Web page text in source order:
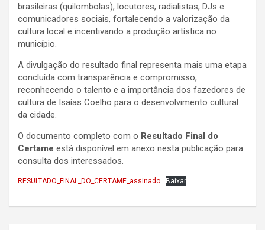
brasileiras (quilombolas), locutores, radialistas, DJs e
comunicadores sociais, fortalecendo a valorização da
cultura local e incentivando a produção artística no
município.
A divulgação do resultado final representa mais uma etapa
concluída com transparência e compromisso,
reconhecendo o talento e a importância dos fazedores de
cultura de Isaías Coelho para o desenvolvimento cultural
da cidade.
O documento completo com o Resultado Final do
Certame está disponível em anexo nesta publicação para
consulta dos interessados.
RESULTADO_FINAL_DO_CERTAME_assinado Baixar